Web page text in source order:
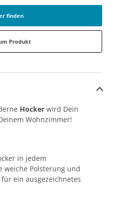
finden
Produkt
Hocker wird Dein
Wohnzimmer!
in jedem
weiche Polsterung und
ein ausgezeichnetes